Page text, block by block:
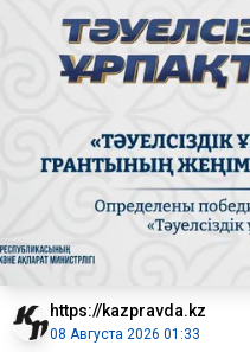
https://kazpravda.kz
08 Августа 2026 01:33